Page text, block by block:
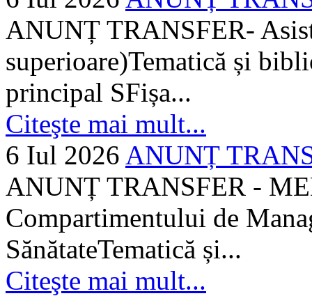
ANUNȚ TRANSFER-
superioare)Tematică și
principal SFișa...
Citeşte mai mult...
6 Iul 2026 ANUNȚ
ANUNȚ TRANSFER -
Compartimentului de
SănătateTematică și...
Citeşte mai mult...